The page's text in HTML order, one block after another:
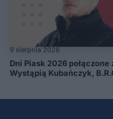
9 sierpnia 2026
Dni Piask 2026
Wystąpią Kubańczyk,